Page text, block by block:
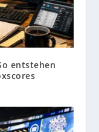
entstehen